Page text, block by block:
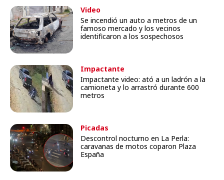
Video
Se incendió un auto a metros de un
famoso mercado y los vecinos
identificaron a los sospechosos
Impactante
Impactante video: ató a un ladrón a la
camioneta y lo arrastró durante 600
metros
Picadas
Descontrol nocturno en La Perla:
caravanas de motos coparon Plaza
España